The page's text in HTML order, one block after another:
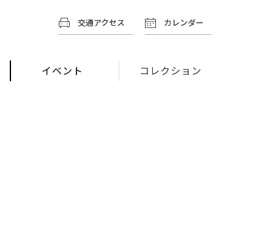
交通アクセス カレンダー
イベント コレクション